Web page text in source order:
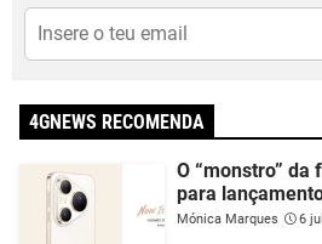
4GNEWS RECOMENDA
O “monstro”
para
Mónica Marques 6